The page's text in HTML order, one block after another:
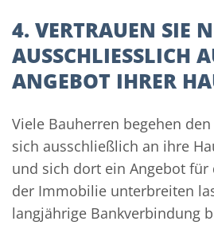
4. VERTRAUEN SIE
AUSSCHLIESSLICH
NGEBOT IHRER
Viele Bauherren begehen
sich ausschließlich an ihre
und sich dort ein Angebot für
der Immobilie unterbreiten
langjährige Bankverbindung